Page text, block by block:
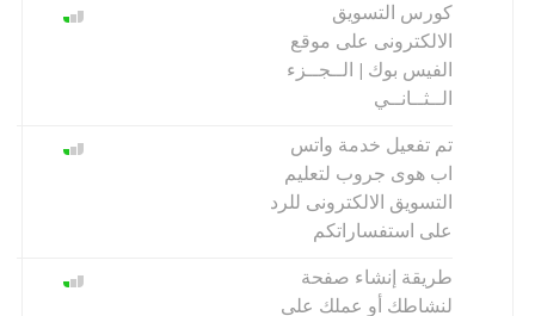
كورس التسويق
الالكترونى على موقع
الفيس بوك | الــجــزء
الــثــانــي
تم تفعيل خدمة واتس
اب هوى جروب لتعليم
التسويق الالكترونى للرد
على استفساراتكم
طريقة إنشاء صفحة
لنشاطك أو عملك على